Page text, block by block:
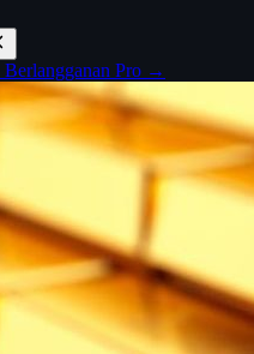
Berlangganan Pro →